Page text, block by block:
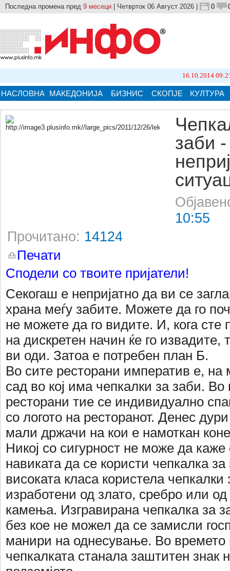
Последна промена пред 9 месеци | Четврток 06 Август 2026 | 0
16.10.2014 09:21
НАСЛОВНА МАКЕДОНИЈА БИЗНИС СКОПЈЕ КУЛТУРА
заби
10:55
Прочитано: 14124
Печати
Сподели со твоите пријатели!
Секогаш е непријатно да ви се
храна меѓу забите. Можете да го
не можете да го видите. И, кога сте
на дискретен начин ќе го извадите,
ви оди. Затоа е потребен план Б.
Во сите ресторани императив е, на
сад во кој има чепкалки за заби. Во
ресторани тие се индивидуално
со логото на ресторанот. Денес
мали држачи на кои е намоткан
Никој со сигурност не може да каже
навиката да се користи чепкалка
високата класа користела чепкалки
изработени од злато, сребро или
камења. Изгравирана чепкалка за
без кое не можел да се замисли
манири на однесување. Во времето
чепкалката станала заштитен знак